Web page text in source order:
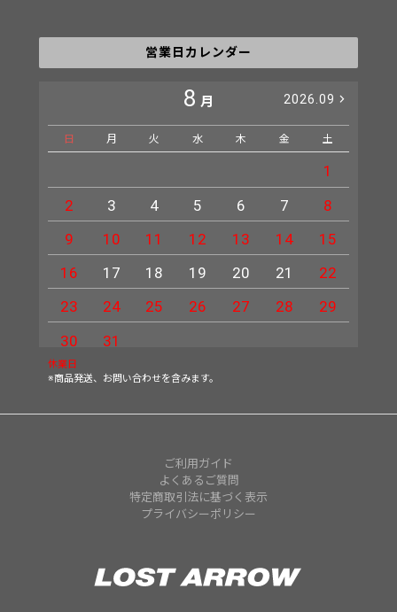
営業日カレンダー
8 月 2026.09
日 月 火 水 木 金 土
1
2
3 4 5 6 7
8
9
10 11 12 13 14
15
16
17 18 19 20 21
22
23
24 25 26 27 28
29
30
31
休業日
※商品発送、お問い合わせを含みます。
ご利用ガイド
よくあるご質問
特定商取引法に基づく表示
プライバシーポリシー